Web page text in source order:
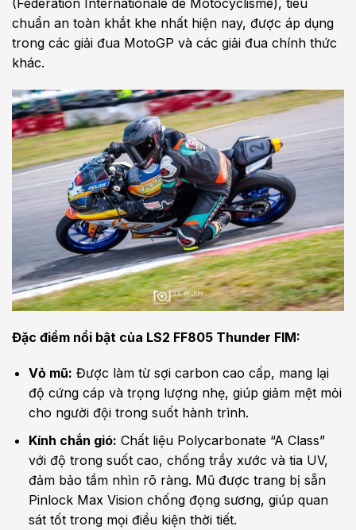
(Fédération Internationale de Motocyclisme), tiêu
chuẩn an toàn khắt khe nhất hiện nay, được áp dụng
trong các giải đua MotoGP và các giải đua chính thức
khác.
Đặc điểm nổi bật của LS2 FF805 Thunder FIM:
Vỏ mũ: Được làm từ sợi carbon cao cấp, mang lại
độ cứng cáp và trọng lượng nhẹ, giúp giảm mệt mỏi
cho người đội trong suốt hành trình.
Kính chắn gió: Chất liệu Polycarbonate “A Class”
với độ trong suốt cao, chống trầy xước và tia UV,
đảm bảo tầm nhìn rõ ràng. Mũ được trang bị sẵn
Pinlock Max Vision chống đọng sương, giúp quan
sát tốt trong mọi điều kiện thời tiết.